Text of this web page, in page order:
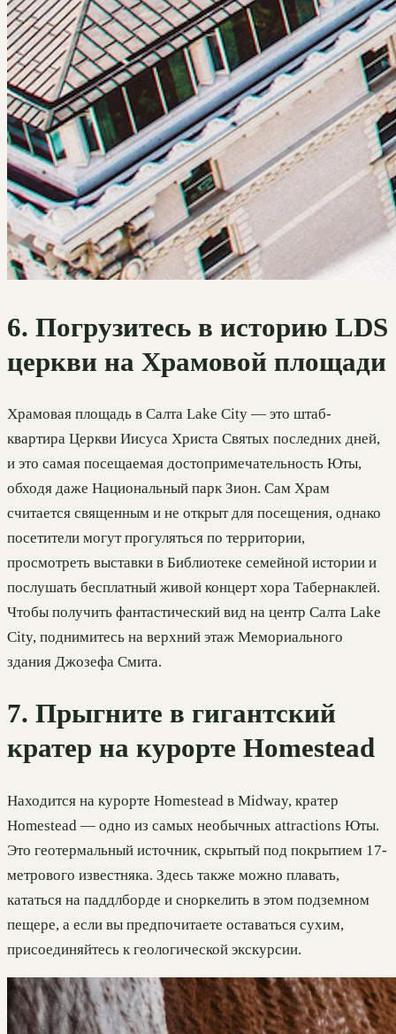
6. Погрузитесь в историю LDS
церкви на Храмовой площади
Храмовая площадь в Салта Lake City — это штаб-
квартира Церкви Иисуса Христа Святых последних дней,
и это самая посещаемая достопримечательность Юты,
обходя даже Национальный парк Зион. Сам Храм
считается священным и не открыт для посещения, однако
посетители могут прогуляться по территории,
просмотреть выставки в Библиотеке семейной истории и
послушать бесплатный живой концерт хора Табернаклей.
Чтобы получить фантастический вид на центр Салта Lake
City, поднимитесь на верхний этаж Мемориального
здания Джозефа Смита.
7. Прыгните в гигантский
кратер на курорте Homestead
Находится на курорте Homestead в Midway, кратер
Homestead — одно из самых необычных attractions Юты.
Это геотермальный источник, скрытый под покрытием 17-
метрового известняка. Здесь также можно плавать,
кататься на паддлборде и сноркелить в этом подземном
пещере, а если вы предпочитаете оставаться сухим,
присоединяйтесь к геологической экскурсии.